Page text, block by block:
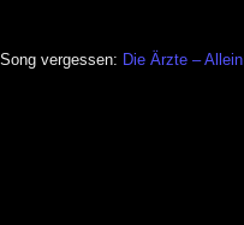
vergessen: Die Ärzte – Allein